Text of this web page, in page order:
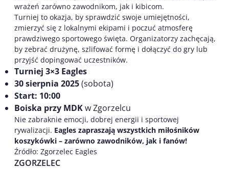
wrażeń zarówno zawodnikom, jak i kibicom.
Turniej to okazja, by sprawdzić swoje umiejętności,
zmierzyć się z lokalnymi ekipami i poczuć atmosferę
prawdziwego sportowego święta. Organizatorzy zachęcają,
by zebrać drużynę, szlifować formę i dołączyć do gry lub
przyjść dopingować uczestników.
Turniej 3×3 Eagles
30 sierpnia 2025(sobota)
Start: 10:00
Boiska przy MDKw Zgorzelcu
Nie zabraknie emocji, dobrej energii i sportowej
rywalizacji. Eagles zapraszają wszystkich miłośników
koszykówki – zarówno zawodników, jak i fanów!
Źródło: Zgorzelec Eagles
ZGORZELEC